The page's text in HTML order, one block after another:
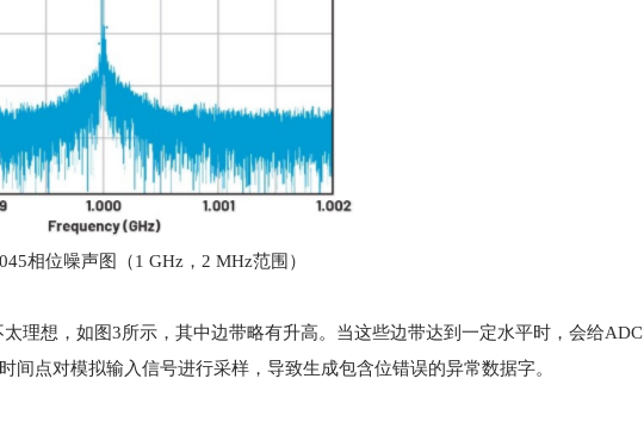
相位噪声图（1 GHz，2 MHz范围）
理想，如图3所示，其中边带略有升高。当这些边带达到一定水平时，会给ADC
点对模拟输入信号进行采样，导致生成包含位错误的异常数据字。